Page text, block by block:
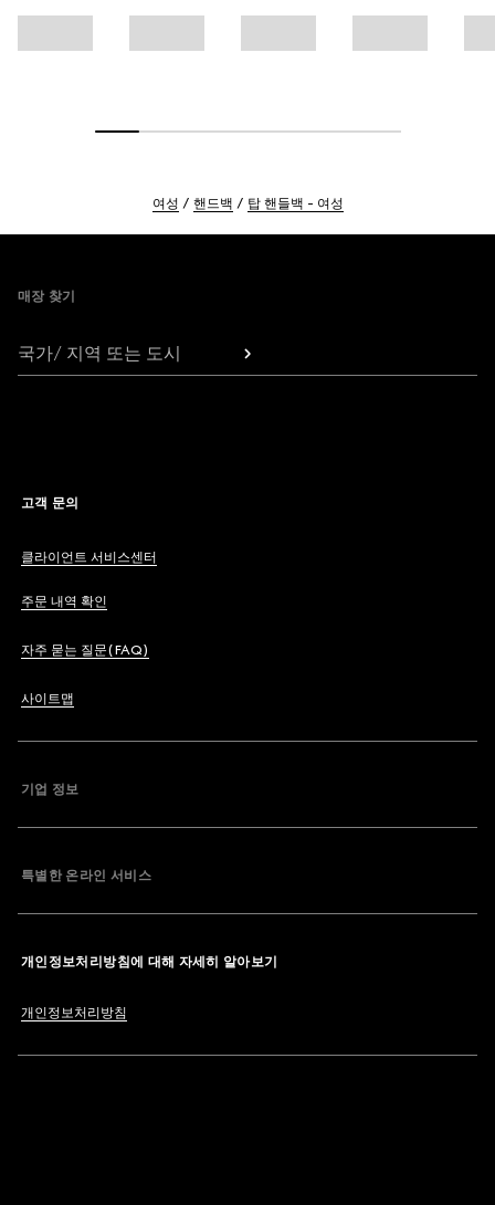
여성 핸드백 탑 핸들백 - 여성
매장 찾기
국가/ 지역 또는 도시
고객 문의
클라이언트 서비스센터
주문 내역 확인
자주 묻는 질문(FAQ)
사이트맵
기업 정보
특별한 온라인 서비스
개인정보처리방침에 대해 자세히 알아보기
개인정보처리방침